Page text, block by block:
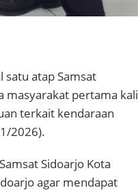
satu atap Samsat
masyarakat pertama kali
terkait kendaraan
2026).
Sidoarjo Kota
agar mendapat